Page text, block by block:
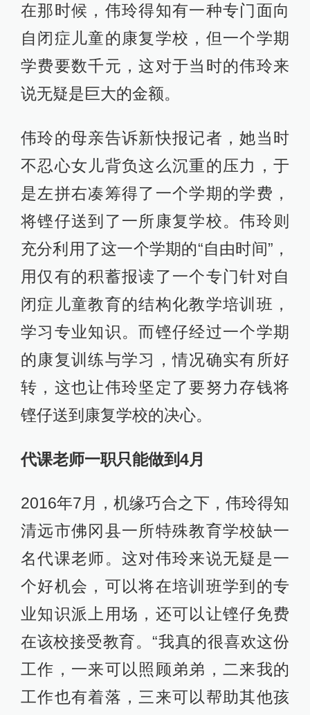
在那时候，伟玲得知有一种专门面向
自闭症儿童的康复学校，但一个学期
学费要数千元，这对于当时的伟玲来
说无疑是巨大的金额。
伟玲的母亲告诉新快报记者，她当时
不忍心女儿背负这么沉重的压力，于
是左拼右凑筹得了一个学期的学费，
将铿仔送到了一所康复学校。伟玲则
充分利用了这一个学期的“自由时间”，
用仅有的积蓄报读了一个专门针对自
闭症儿童教育的结构化教学培训班，
学习专业知识。而铿仔经过一个学期
的康复训练与学习，情况确实有所好
转，这也让伟玲坚定了要努力存钱将
铿仔送到康复学校的决心。
代课老师一职只能做到4月
2016年7月，机缘巧合之下，伟玲得知
清远市佛冈县一所特殊教育学校缺一
名代课老师。这对伟玲来说无疑是一
个好机会，可以将在培训班学到的专
业知识派上用场，还可以让铿仔免费
在该校接受教育。“我真的很喜欢这份
工作，一来可以照顾弟弟，二来我的
工作也有着落，三来可以帮助其他孩